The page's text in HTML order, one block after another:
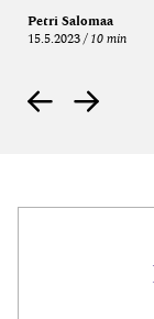
Petri Salomaa
15.5.2023 10 min